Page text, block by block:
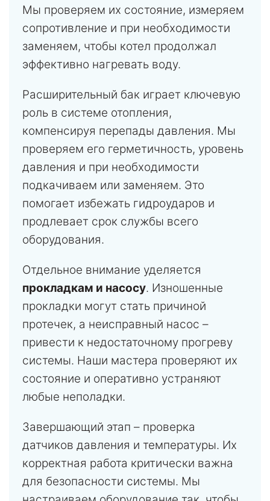
Мы проверяем их состояние, измеряем
сопротивление и при необходимости
заменяем, чтобы котел продолжал
эффективно нагревать воду.
Расширительный бак играет ключевую
роль в системе отопления,
компенсируя перепады давления. Мы
проверяем его герметичность, уровень
давления и при необходимости
подкачиваем или заменяем. Это
помогает избежать гидроударов и
продлевает срок службы всего
оборудования.
Отдельное внимание уделяется
прокладкам и насосу. Изношенные
прокладки могут стать причиной
протечек, а неисправный насос –
привести к недостаточному прогреву
системы. Наши мастера проверяют их
состояние и оперативно устраняют
любые неполадки.
Завершающий этап – проверка
датчиков давления и температуры. Их
корректная работа критически важна
для безопасности системы. Мы